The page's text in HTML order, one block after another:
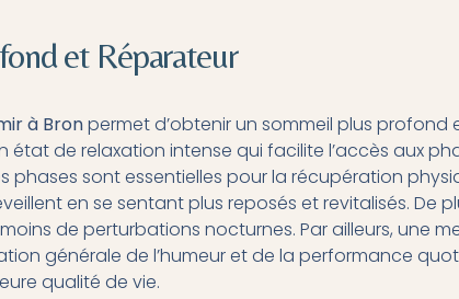
et Réparateur
à Bronpermet d’obtenir un sommeil plus profond
état de relaxation intense qui facilite l’accès aux
phases sont essentielles pour la récupération
en se sentant plus reposés et revitalisés. De
de perturbations nocturnes. Par ailleurs, une
générale de l’humeur et de la performance
qualité de vie.